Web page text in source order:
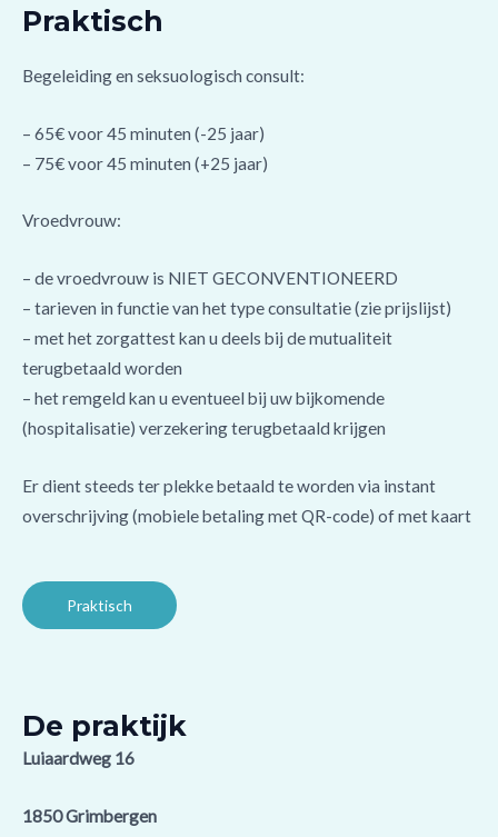
Praktisch
Begeleiding en seksuologisch consult:
– 65€ voor 45 minuten (-25 jaar)
– 75€ voor 45 minuten (+25 jaar)
Vroedvrouw:
– de vroedvrouw is NIET GECONVENTIONEERD
– tarieven in functie van het type consultatie (zie prijslijst)
– met het zorgattest kan u deels bij de mutualiteit
terugbetaald worden
– het remgeld kan u eventueel bij uw bijkomende
(hospitalisatie) verzekering terugbetaald krijgen
Er dient steeds ter plekke betaald te worden via instant
overschrijving (mobiele betaling met QR-code) of met kaart
Praktisch
De praktijk
Luiaardweg 16
1850 Grimbergen